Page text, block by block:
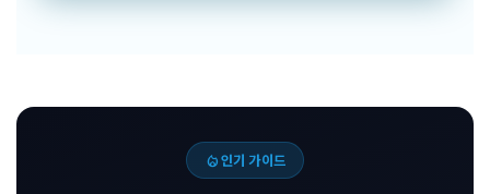
local_fire_department인기 가이드